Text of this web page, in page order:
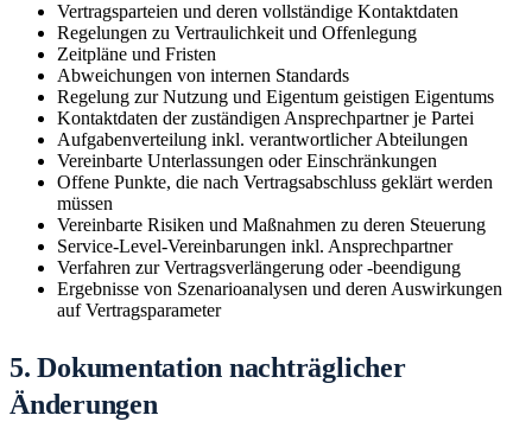
Vertragsparteien und deren vollständige Kontaktdaten
Regelungen zu Vertraulichkeit und Offenlegung
Zeitpläne und Fristen
Abweichungen von internen Standards
Regelung zur Nutzung und Eigentum geistigen Eigentums
Kontaktdaten der zuständigen Ansprechpartner je Partei
Aufgabenverteilung inkl. verantwortlicher Abteilungen
Vereinbarte Unterlassungen oder Einschränkungen
Offene Punkte, die nach Vertragsabschluss geklärt werden
müssen
Vereinbarte Risiken und Maßnahmen zu deren Steuerung
Service-Level-Vereinbarungen inkl. Ansprechpartner
Verfahren zur Vertragsverlängerung oder -beendigung
Ergebnisse von Szenarioanalysen und deren Auswirkungen
auf Vertragsparameter
5. Dokumentation nachträglicher
Änderungen